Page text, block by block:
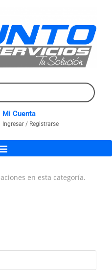
Mi Cuenta
Ingresar / Registrarse
en esta categoría.